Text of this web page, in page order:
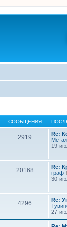
СООБЩЕНИЯ
2919
Re:
19-
20168
Re:
граф
30-
4296
Re:
27-